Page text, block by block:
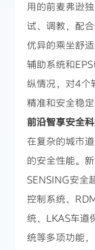
用的前麦弗逊
试、调教，配
优异的乘坐舒
辅助系统和
纵情况，对4个
精准和安全稳定
前沿智享安全
在复杂的城市
的安全性能。
SENSING安全
控制系统、
统、LKAS车道
统等多项功能